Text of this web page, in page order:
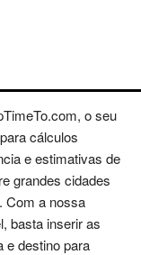
o seu
cálculos
e estimativas de
grandes cidades
Com a nossa
basta inserir as
e destino para